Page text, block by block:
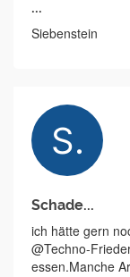
...
Siebenstein
Schade...
ich hätte gern
@Techno-
essen.Manche